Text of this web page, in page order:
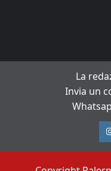
La
Invia un